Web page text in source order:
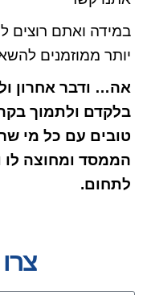
במידה ואתם רוצים
יותר ממוזמנים
אה… ודבר אחרון
בלקדם ולתמוך
טובים עם כל מי
הממסד ומחוצה לו
לתחום.